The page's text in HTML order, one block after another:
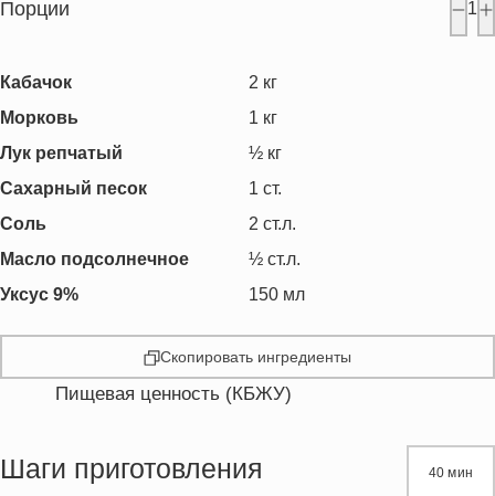
Порции 1
Кабачок 2 кг
Морковь
1 кг
Лук репчатый
½ кг
Сахарный песок
1 ст.
Соль
2 ст.л.
Масло подсолнечное
½ ст.л.
Уксус 9%
150 мл
Скопировать ингредиенты
Пищевая ценность (КБЖУ)
Жиры
Шаги приготовления 40 мин